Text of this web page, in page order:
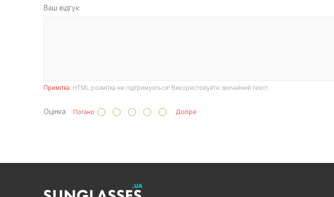
Ваш відгук:
Примітка: HTML розмітка не підтримується! Використовуйте звичайний текст.
Оцінка Погано Добре